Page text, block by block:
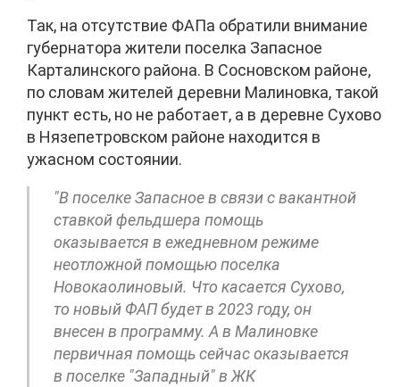
Так, на отсутствие ФАПа обратили внимание
губернатора жители поселка Запасное
Карталинского района. В Сосновском районе,
по словам жителей деревни Малиновка, такой
пункт есть, но не работает, а в деревне Сухово
в Нязепетровском районе находится в
ужасном состоянии.
"В поселке Запасное в связи с вакантной
ставкой фельдшера помощь
оказывается в ежедневном режиме
неотложной помощью поселка
Новокаолиновый. Что касается Сухово,
то новый ФАП будет в 2023 году, он
внесен в программу. А в Малиновке
первичная помощь сейчас оказывается
в поселке "Западный" в ЖК